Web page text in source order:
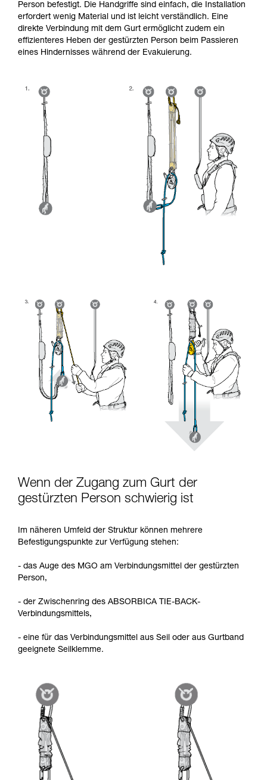
Person befestigt. Die Handgriffe sind einfach, die Installation
erfordert wenig Material und ist leicht verständlich. Eine
direkte Verbindung mit dem Gurt ermöglicht zudem ein
effizienteres Heben der gestürzten Person beim Passieren
eines Hindernisses während der Evakuierung.
Wenn der Zugang zum Gurt der
gestürzten Person schwierig ist
Im näheren Umfeld der Struktur können mehrere
Befestigungspunkte zur Verfügung stehen:
- das Auge des MGO am Verbindungsmittel der gestürzten
Person,
- der Zwischenring des ABSORBICA TIE-BACK-
Verbindungsmittels,
- eine für das Verbindungsmittel aus Seil oder aus Gurtband
geeignete Seilklemme.